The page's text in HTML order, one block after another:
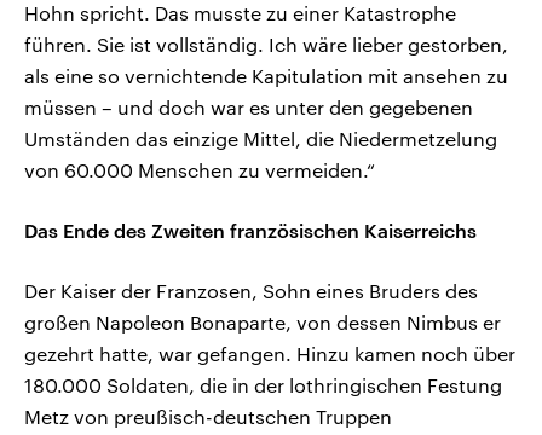
Hohn spricht. Das musste zu einer Katastrophe
führen. Sie ist vollständig. Ich wäre lieber gestorben,
als eine so vernichtende Kapitulation mit ansehen zu
müssen – und doch war es unter den gegebenen
Umständen das einzige Mittel, die Niedermetzelung
von 60.000 Menschen zu vermeiden.“
Das Ende des Zweiten französischen Kaiserreichs
Der Kaiser der Franzosen, Sohn eines Bruders des
großen Napoleon Bonaparte, von dessen Nimbus er
gezehrt hatte, war gefangen. Hinzu kamen noch über
180.000 Soldaten, die in der lothringischen Festung
Metz von preußisch-deutschen Truppen